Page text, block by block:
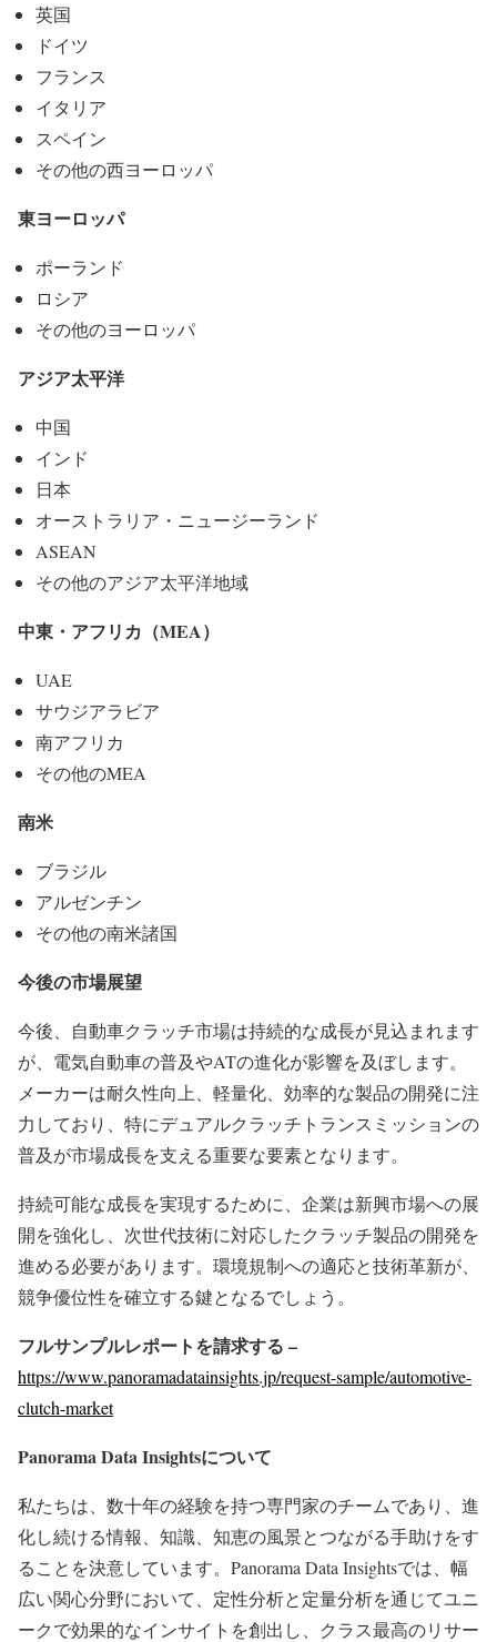
英国
ドイツ
フランス
イタリア
スペイン
その他の西ヨーロッパ
東ヨーロッパ
ポーランド
ロシア
その他のヨーロッパ
アジア太平洋
中国
インド
日本
オーストラリア・ニュージーランド
ASEAN
その他のアジア太平洋地域
中東・アフリカ（MEA）
UAE
サウジアラビア
南アフリカ
その他のMEA
南米
ブラジル
アルゼンチン
その他の南米諸国
今後の市場展望
今後、自動車クラッチ市場は持続的な成長が見込まれます
が、電気自動車の普及やATの進化が影響を及ぼします。
メーカーは耐久性向上、軽量化、効率的な製品の開発に注
力しており、特にデュアルクラッチトランスミッションの
普及が市場成長を支える重要な要素となります。
持続可能な成長を実現するために、企業は新興市場への展
開を強化し、次世代技術に対応したクラッチ製品の開発を
進める必要があります。環境規制への適応と技術革新が、
競争優位性を確立する鍵となるでしょう。
フルサンプルレポートを請求する –
https://www.panoramadatainsights.jp/request-sample/automotive-
clutch-market
Panorama Data Insightsについて
私たちは、数十年の経験を持つ専門家のチームであり、進
化し続ける情報、知識、知恵の風景とつながる手助けをす
ることを決意しています。Panorama Data Insightsでは、幅
広い関心分野において、定性分析と定量分析を通じてユニ
ークで効果的なインサイトを創出し、クラス最高のリサー